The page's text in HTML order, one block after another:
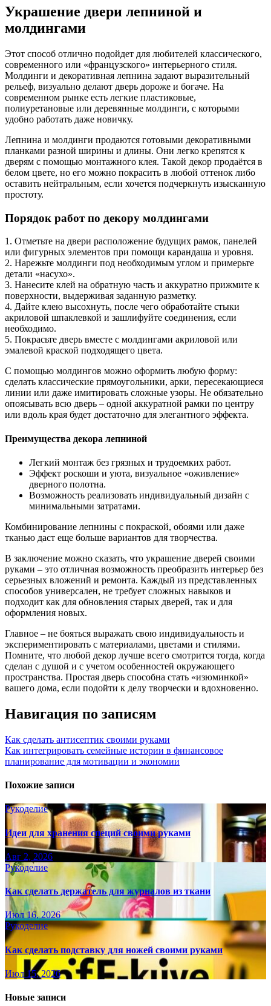
Украшение двери лепниной и
молдингами
Этот способ отлично подойдет для любителей классического,
современного или «французского» интерьерного стиля.
Молдинги и декоративная лепнина задают выразительный
рельеф, визуально делают дверь дороже и богаче. На
современном рынке есть легкие пластиковые,
полиуретановые или деревянные молдинги, с которыми
удобно работать даже новичку.
Лепнина и молдинги продаются готовыми декоративными
планками разной ширины и длины. Они легко крепятся к
дверям с помощью монтажного клея. Такой декор продаётся в
белом цвете, но его можно покрасить в любой оттенок либо
оставить нейтральным, если хочется подчеркнуть изысканную
простоту.
Порядок работ по декору молдингами
1. Отметьте на двери расположение будущих рамок, панелей
или фигурных элементов при помощи карандаша и уровня.
2. Нарежьте молдинги под необходимым углом и примерьте
детали «насухо».
3. Нанесите клей на обратную часть и аккуратно прижмите к
поверхности, выдерживая заданную разметку.
4. Дайте клею высохнуть, после чего обработайте стыки
акриловой шпаклевкой и зашлифуйте соединения, если
необходимо.
5. Покрасьте дверь вместе с молдингами акриловой или
эмалевой краской подходящего цвета.
С помощью молдингов можно оформить любую форму:
сделать классические прямоугольники, арки, пересекающиеся
линии или даже имитировать сложные узоры. Не обязательно
опоясывать всю дверь – одной аккуратной рамки по центру
или вдоль края будет достаточно для элегантного эффекта.
Преимущества декора лепниной
Легкий монтаж без грязных и трудоемких работ.
Эффект роскоши и уюта, визуальное «оживление»
дверного полотна.
Возможность реализовать индивидуальный дизайн с
минимальными затратами.
Комбинирование лепнины с покраской, обоями или даже
тканью даст еще больше вариантов для творчества.
В заключение можно сказать, что украшение дверей своими
руками – это отличная возможность преобразить интерьер без
серьезных вложений и ремонта. Каждый из представленных
способов универсален, не требует сложных навыков и
подходит как для обновления старых дверей, так и для
оформления новых.
Главное – не бояться выражать свою индивидуальность и
экспериментировать с материалами, цветами и стилями.
Помните, что любой декор лучше всего смотрится тогда, когда
сделан с душой и с учетом особенностей окружающего
пространства. Простая дверь способна стать «изюминкой»
вашего дома, если подойти к делу творчески и вдохновенно.
Навигация по записям
Как сделать антисептик своими руками
Как интегрировать семейные истории в финансовое
планирование для мотивации и экономии
Похожие записи
Рукоделие
Идеи для хранения специй своими руками
Авг 2, 2026
Рукоделие
Как сделать держатель для журналов из ткани
Июл 16, 2026
Рукоделие
Как сделать подставку для ножей своими руками
Июл 15, 2026
Новые записи